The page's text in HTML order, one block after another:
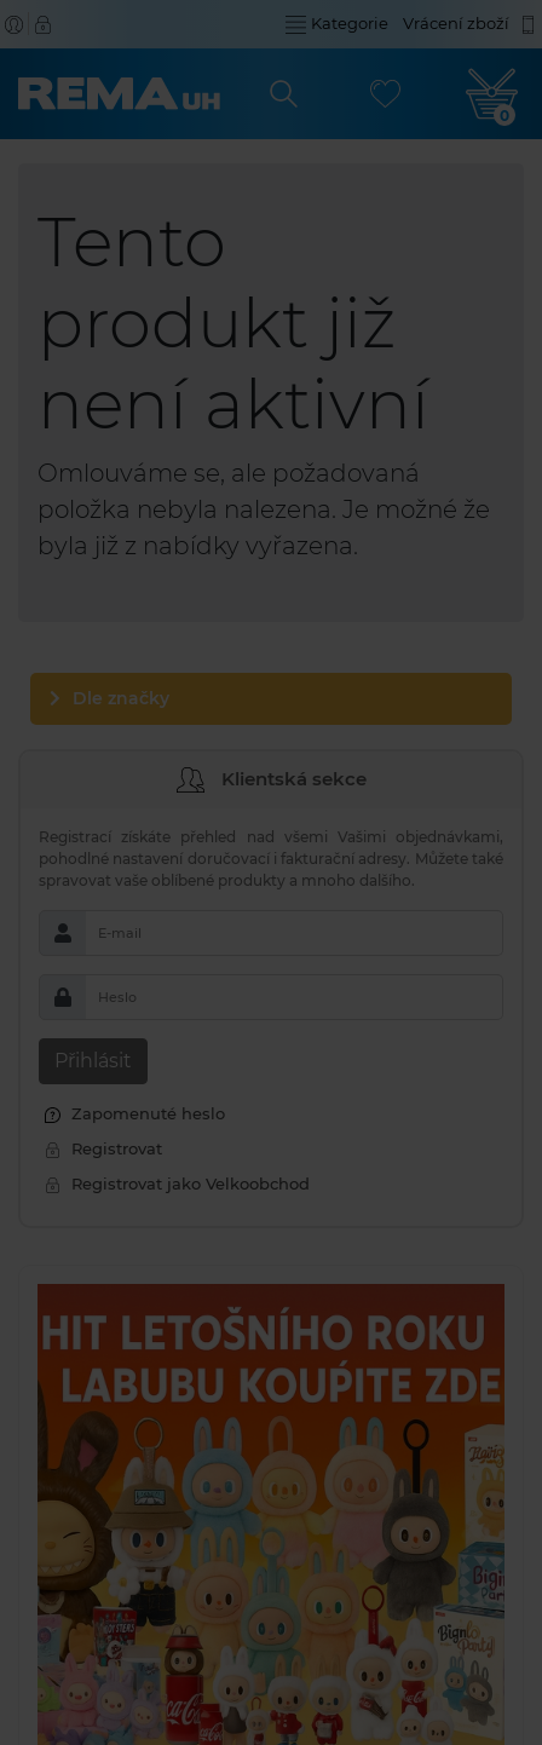
Kategorie Vrácení zboží
0
Tento
produkt již
není aktivní
Omlouváme se, ale požadovaná
položka nebyla nalezena. Je možné že
byla již z nabídky vyřazena.
Dle značky
Klientská sekce
Registrací získáte přehled nad všemi Vašimi objednávkami,
pohodlné nastavení doručovací i fakturační adresy. Můžete také
spravovat vaše oblíbené produkty a mnoho dalšího.
E-mail
Heslo
Přihlásit
Zapomenuté heslo
Registrovat
Registrovat jako Velkoobchod